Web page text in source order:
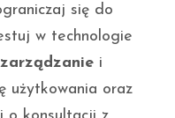
się do
w technologie
i
użytkowania oraz